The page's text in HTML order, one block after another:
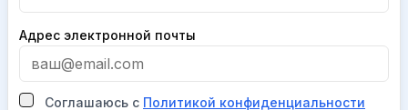
Адрес электронной почты
Соглашаюсь с Политикой конфиденциальности